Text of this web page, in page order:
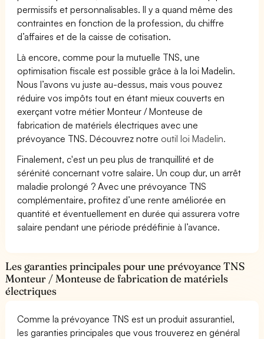
permissifs et personnalisables. Il y a quand même des
contraintes en fonction de la profession, du chiffre
d’affaires et de la caisse de cotisation.
Là encore, comme pour la mutuelle TNS, une
optimisation fiscale est possible grâce à la loi Madelin.
Nous l’avons vu juste au-dessus, mais vous pouvez
réduire vos impôts tout en étant mieux couverts en
exerçant votre métier Monteur / Monteuse de
fabrication de matériels électriques avec une
prévoyance TNS. Découvrez notre outil loi Madelin.
Finalement, c'est un peu plus de tranquillité et de
sérénité concernant votre salaire. Un coup dur, un arrêt
maladie prolongé ? Avec une prévoyance TNS
complémentaire, profitez d’une rente améliorée en
quantité et éventuellement en durée qui assurera votre
salaire pendant une période prédéfinie à l’avance.
Les garanties principales pour une prévoyance TNS
Monteur / Monteuse de fabrication de matériels
électriques
Comme la prévoyance TNS est un produit assurantiel,
les garanties principales que vous trouverez en général